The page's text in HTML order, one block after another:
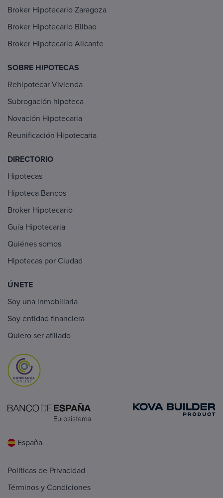
Broker Hipotecario Zaragoza
Broker Hipotecario Bilbao
Broker Hipotecario Alicante
SOBRE HIPOTECAS
Rehipotecar Vivienda
Subrogación hipoteca
Novación Hipotecaria
Reunificación Hipotecaria
DIRECTORIO
Hipotecas
Hipoteca Bancos
Broker Hipotecario
Guía Hipotecaria
Quiénes somos
Hipotecas por Ciudad
ÚNETE
Soy una inmobiliaria
Soy entidad financiera
Quiero ser afiliado
España
Políticas de Privacidad
Términos y Condiciones